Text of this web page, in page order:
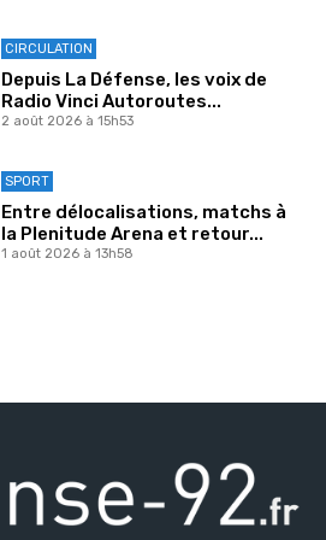
CIRCULATION
Depuis La Défense, les voix de
Radio Vinci Autoroutes...
2 août 2026 à 15h53
SPORT
Entre délocalisations, matchs à
la Plenitude Arena et retour...
1 août 2026 à 13h58